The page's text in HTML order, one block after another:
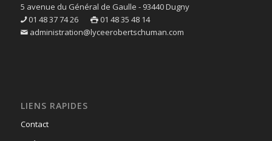
5 avenue du Général de Gaulle - 93440 Dugny
01 48 37 74 26
01 48 35 48 14
administration@lyceerobertschuman.com
LIENS RAPIDES
Contact